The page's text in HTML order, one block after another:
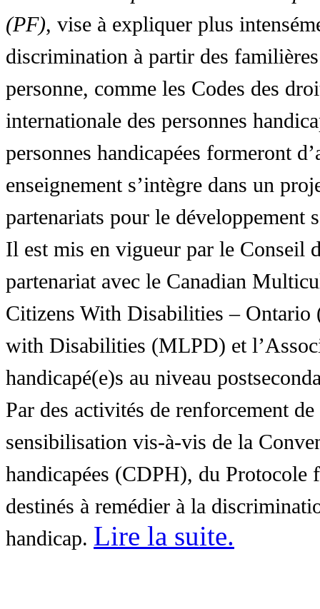
(PF), vise à expliquer plus
discrimination à partir des
personne, comme les Codes des
internationale des personnes
personnes handicapées formeront
enseignement s’intègre dans un
partenariats pour le développement
Il est mis en vigueur par le Conseil
partenariat avec le Canadian
Citizens With Disabilities – Ontario
with Disabilities (MLPD) et
handicapé(e)s au niveau
Par des activités de renforcement
sensibilisation vis-à-vis de la
handicapées (CDPH), du Protocole
destinés à remédier à la
handicap. Lire la suite.